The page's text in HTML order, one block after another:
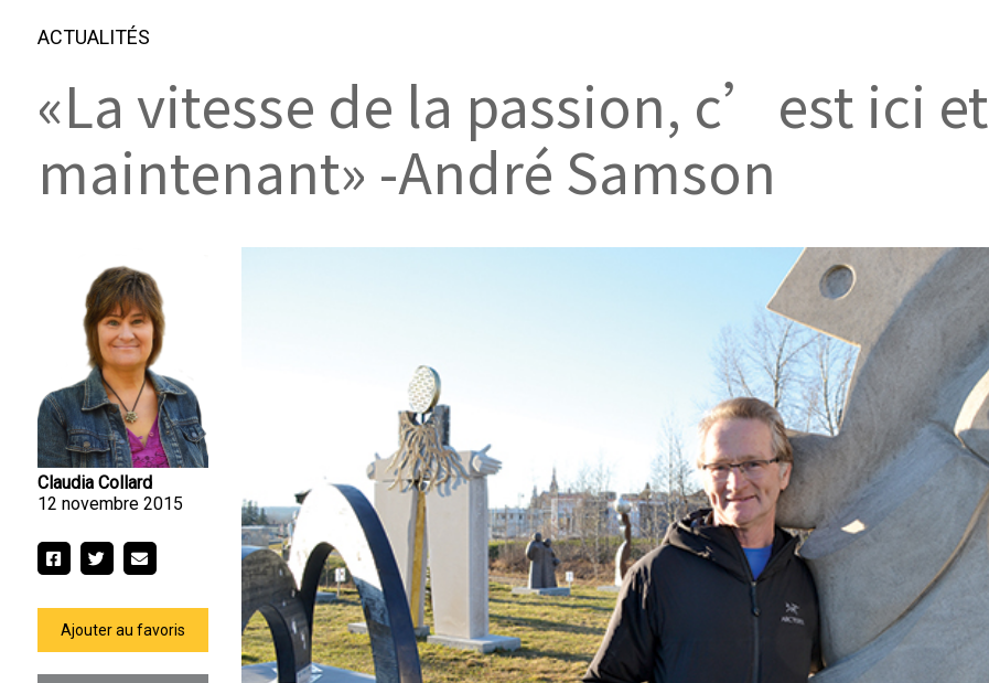
ACTUALITÉS
«La vitesse de la passion, c’est ici et
maintenant» -André Samson
Claudia Collard
12 novembre 2015
Ajouter au favoris